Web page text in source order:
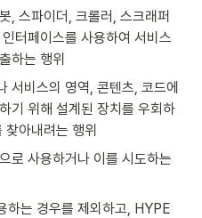
, 스파이더, 크롤러, 스크래퍼
터페이스를 사용하여 서비스
하는 행위
서비스의 영역, 콘텐츠, 코드에
기 위해 설계된 장치를 우회하
아내려는 행위
로 사용하거나 이를 시도하는
하는 경우를 제외하고, HYPE